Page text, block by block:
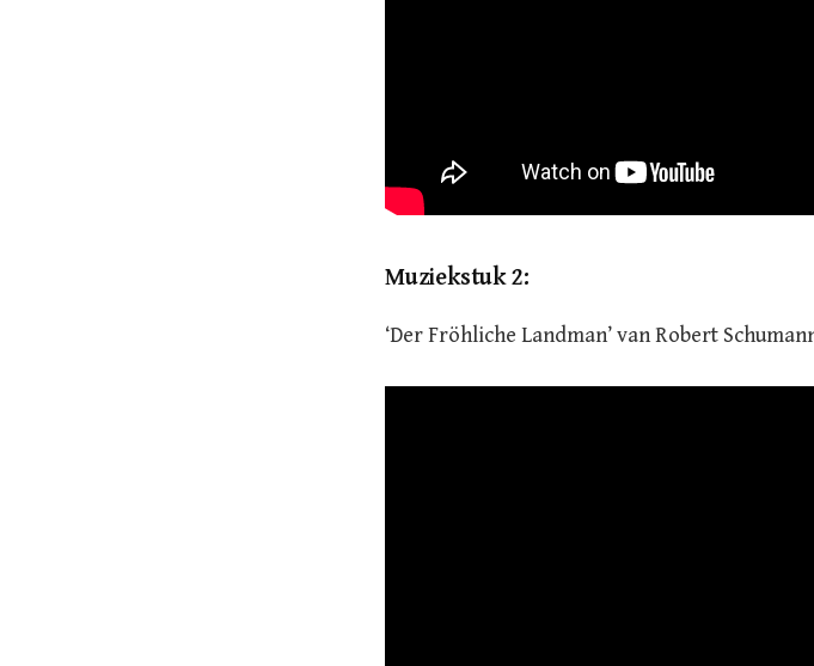
Muziekstuk 2:
‘Der Fröhliche Landman’ van Robert